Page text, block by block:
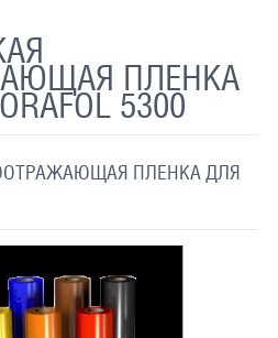
ДОРОЖНЫЕ ЗНАКИ
КРАСКА
С НАМИ
ПЛЕНКА
5300
ПЛЕНКА ДЛЯ